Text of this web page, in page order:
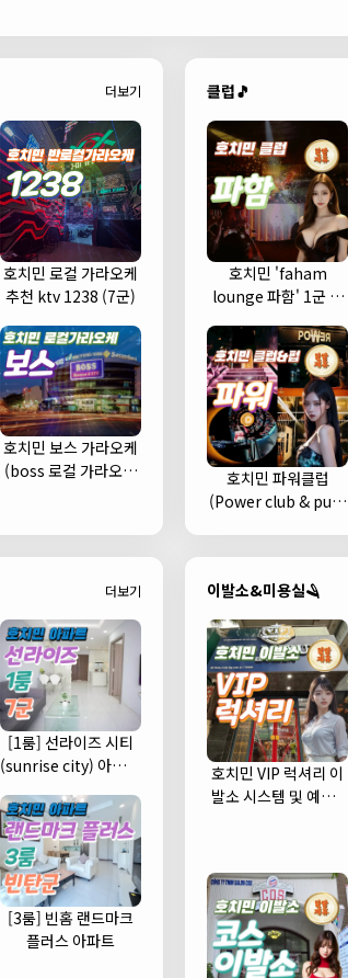
더보기
호치민 로컬 가라오케
추천 ktv 1238 (7군)
호치민 보스 가라오케
(boss 로컬 가라오케
클럽🎵
호치민 'faham
lounge 파함' 1군 클
호치민 파워클럽
(Power club & pub)
더보기
[1룸] 선라이즈 시티
(sunrise city) 아파트
[3룸] 빈홈 랜드마크
플러스 아파트
이발소&미용실🪒
호치민 VIP 럭셔리 이
발소 시스템 및 예약 |